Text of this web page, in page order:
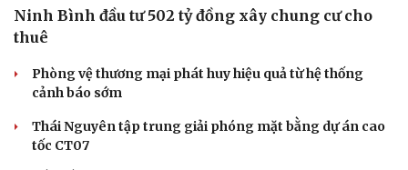
Ninh Bình đầu tư 502 tỷ đồng xây chung cư cho
thuê
Phòng vệ thương mại phát huy hiệu quả từ hệ thống
cảnh báo sớm
Thái Nguyên tập trung giải phóng mặt bằng dự án cao
tốc CT07